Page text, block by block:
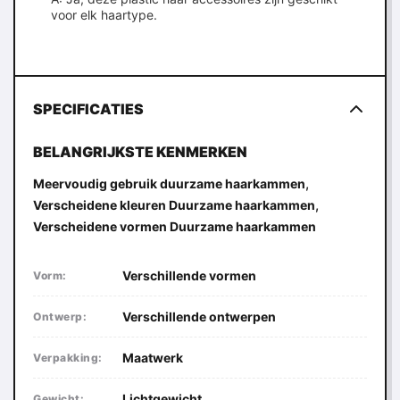
voor elk haartype.
SPECIFICATIES
BELANGRIJKSTE KENMERKEN
Meervoudig gebruik duurzame haarkammen,
Verscheidene kleuren Duurzame haarkammen,
Verscheidene vormen Duurzame haarkammen
Vorm: Verschillende vormen
Ontwerp: Verschillende ontwerpen
Verpakking: Maatwerk